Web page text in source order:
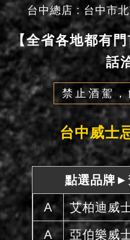
台中總店 : 台中市
【全省各地都有
話
禁止酒駕
台中威士
點選品牌►
A 艾柏迪威
A 亞伯樂威